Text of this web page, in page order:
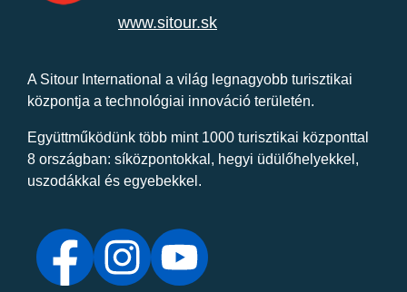
www.sitour.sk
A Sitour International a világ legnagyobb turisztikai
központja a technológiai innováció területén.
Együttműködünk több mint 1000 turisztikai központtal
8 országban: síközpontokkal, hegyi üdülőhelyekkel,
uszodákkal és egyebekkel.